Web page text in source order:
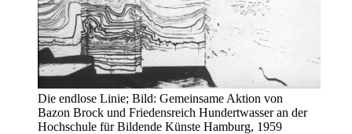
Die endlose Linie; Bild: Gemeinsame Aktion von
Bazon Brock und Friedensreich Hundertwasser an der
Hochschule für Bildende Künste Hamburg, 1959